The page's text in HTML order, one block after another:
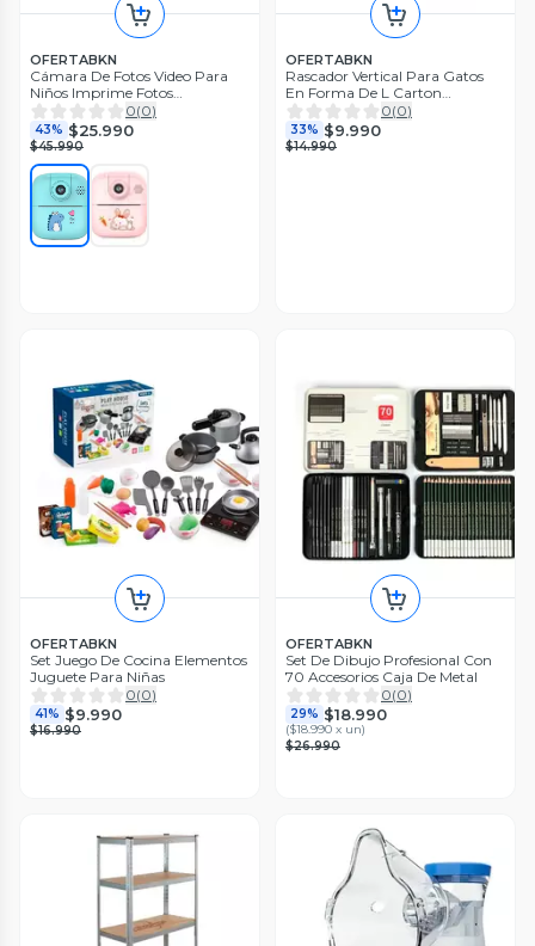
OFERTABKN
Cámara De Fotos Video Para
Niños Imprime Fotos
Instantáneas 0(0)
43% $25.990
$45.990
OFERTABKN
Rascador Vertical Para Gatos
En Forma De L Carton
Corrugado
0(0)
33% $9.990
$14.990
OFERTABKN
Set Juego De Cocina Elementos
Juguete Para Niñas
0(0)
41% $9.990
$16.990
OFERTABKN
Set De Dibujo Profesional Con
70 Accesorios Caja De Metal
0(0)
29% $18.990
($18.990 x un)
$26.990